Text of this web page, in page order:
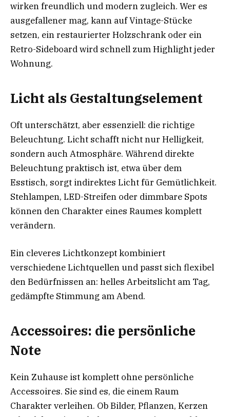
wirken freundlich und modern zugleich. Wer es
ausgefallener mag, kann auf Vintage-Stücke
setzen, ein restaurierter Holzschrank oder ein
Retro-Sideboard wird schnell zum Highlight jeder
Wohnung.
Licht als Gestaltungselement
Oft unterschätzt, aber essenziell: die richtige
Beleuchtung. Licht schafft nicht nur Helligkeit,
sondern auch Atmosphäre. Während direkte
Beleuchtung praktisch ist, etwa über dem
Esstisch, sorgt indirektes Licht für Gemütlichkeit.
Stehlampen, LED-Streifen oder dimmbare Spots
können den Charakter eines Raumes komplett
verändern.
Ein cleveres Lichtkonzept kombiniert
verschiedene Lichtquellen und passt sich flexibel
den Bedürfnissen an: helles Arbeitslicht am Tag,
gedämpfte Stimmung am Abend.
Accessoires: die persönliche
Note
Kein Zuhause ist komplett ohne persönliche
Accessoires. Sie sind es, die einem Raum
Charakter verleihen. Ob Bilder, Pflanzen, Kerzen